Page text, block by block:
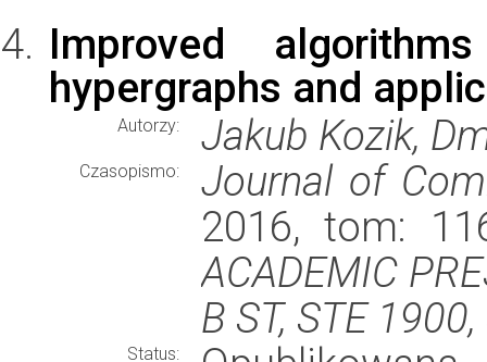
Improved
hypergraphs and
Autorzy: Jakub Kozik,
Czasopismo:
Journal of
2016, tom:
ACADEMIC
B ST, STE
Status: